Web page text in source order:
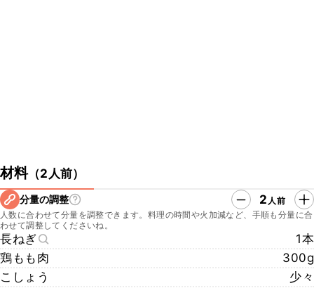
材料（2人前）
分量の調整 2 人前
人数に合わせて分量を調整できます。料理の時間や火加減など、手順も分量に合
わせて調整してくださいね。
長ねぎ
1本
鶏もも肉
300g
こしょう
少々